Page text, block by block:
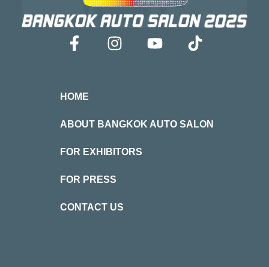
HOME
ABOUT BANGKOK AUTO SALON
FOR EXHIBITORS
FOR PRESS
CONTACT US